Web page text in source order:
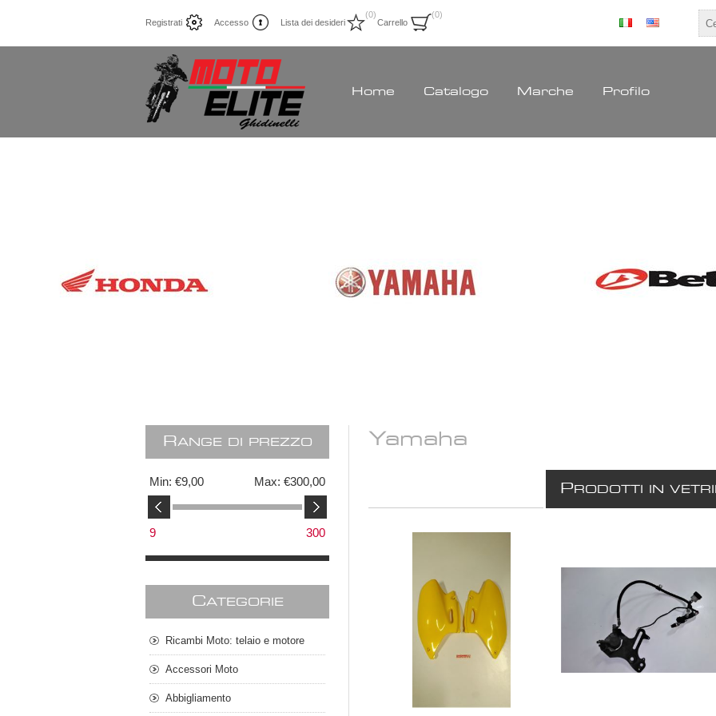
Registrati Accesso Lista dei desideri
(0)
Carrello
(0)
Home Catalogo Marche Profilo
Yamaha
PRODOTTI IN
RANGE DI PREZZO
Min: €9,00 Max: €300,00
9 300
CATEGORIE
Ricambi Moto: telaio e motore
Accessori Moto
Abbigliamento